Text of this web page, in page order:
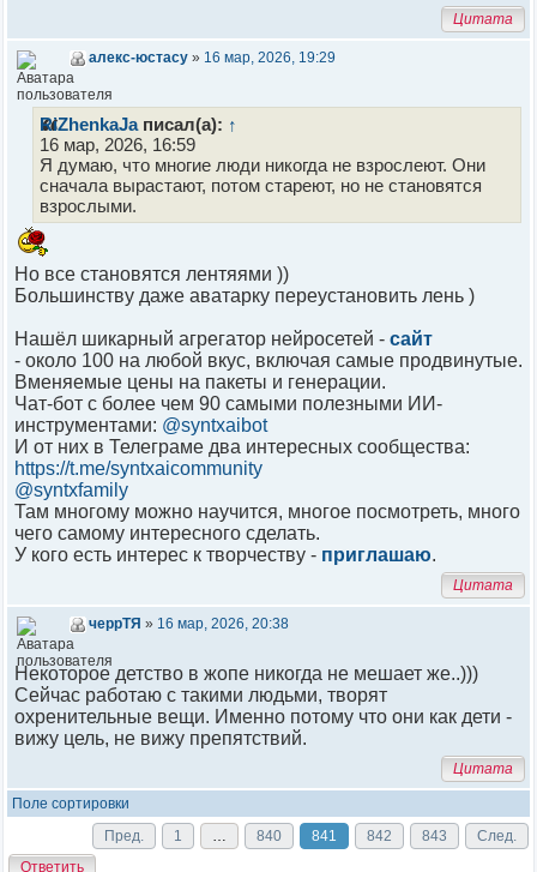
Цитата
алекс-юстасу » 16 мар, 2026, 19:29
RiZhenkaJaписал(а): ↑
16 мар, 2026, 16:59
Я думаю, что многие люди никогда не взрослеют. Они
сначала вырастают, потом стареют, но не становятся
взрослыми.
Но все становятся лентяями ))
Большинству даже аватарку переустановить лень )
Нашёл шикарный агрегатор нейросетей - сайт
- около 100 на любой вкус, включая самые продвинутые.
Вменяемые цены на пакеты и генерации.
Чат-бот с более чем 90 самыми полезными ИИ-
инструментами: @syntxaibot
И от них в Телеграме два интересных сообщества:
https://t.me/syntxaicommunity
@syntxfamily
Там многому можно научится, многое посмотреть, много
чего самому интересного сделать.
У кого есть интерес к творчеству - приглашаю.
Цитата
черрТЯ » 16 мар, 2026, 20:38
Некоторое детство в жопе никогда не мешает же..)))
Сейчас работаю с такими людьми, творят
охренительные вещи. Именно потому что они как дети -
вижу цель, не вижу препятствий.
Цитата
Поле сортировки
Пред.
1 840 841 842 843
След.
Ответить